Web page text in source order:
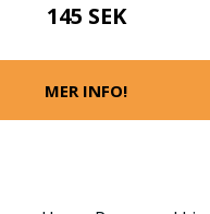
145 SEK
MER INFO!